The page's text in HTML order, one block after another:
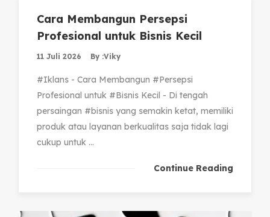
Cara Membangun Persepsi
Profesional untuk Bisnis Kecil
11 Juli 2026 By :Viky
#Iklans - Cara Membangun #Persepsi
Profesional untuk #Bisnis Kecil - Di tengah
persaingan #bisnis yang semakin ketat, memiliki
produk atau layanan berkualitas saja tidak lagi
cukup untuk ...
Continue Reading